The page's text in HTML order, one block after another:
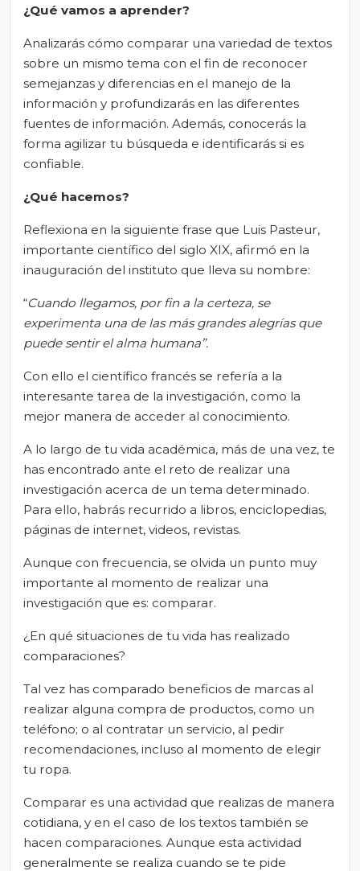
¿Qué vamos a aprender?
Analizarás cómo comparar una variedad de textos
sobre un mismo tema con el fin de reconocer
semejanzas y diferencias en el manejo de la
información y profundizarás en las diferentes
fuentes de información. Además, conocerás la
forma agilizar tu búsqueda e identificarás si es
confiable.
¿Qué hacemos?
Reflexiona en la siguiente frase que Luis Pasteur,
importante científico del siglo XIX, afirmó en la
inauguración del instituto que lleva su nombre:
“Cuando llegamos, por fin a la certeza, se
experimenta una de las más grandes alegrías que
puede sentir el alma humana”.
Con ello el científico francés se refería a la
interesante tarea de la investigación, como la
mejor manera de acceder al conocimiento.
A lo largo de tu vida académica, más de una vez, te
has encontrado ante el reto de realizar una
investigación acerca de un tema determinado.
Para ello, habrás recurrido a libros, enciclopedias,
páginas de internet, videos, revistas.
Aunque con frecuencia, se olvida un punto muy
importante al momento de realizar una
investigación que es: comparar.
¿En qué situaciones de tu vida has realizado
comparaciones?
Tal vez has comparado beneficios de marcas al
realizar alguna compra de productos, como un
teléfono; o al contratar un servicio, al pedir
recomendaciones, incluso al momento de elegir
tu ropa.
Comparar es una actividad que realizas de manera
cotidiana, y en el caso de los textos también se
hacen comparaciones. Aunque esta actividad
generalmente se realiza cuando se te pide